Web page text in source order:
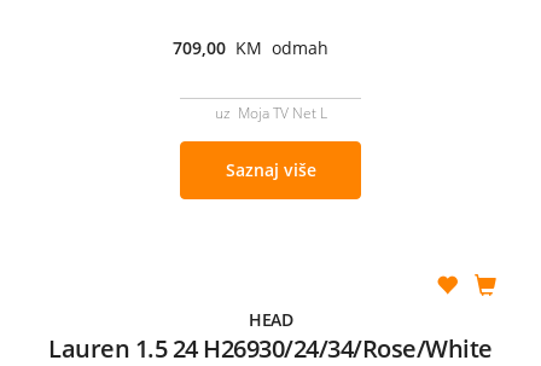
709,00 KM odmah
uz Moja TV Net L
Saznaj više
HEAD
Lauren 1.5 24 H26930/24/34/Rose/White